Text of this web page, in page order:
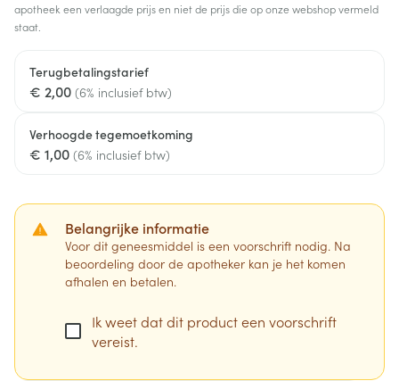
apotheek een verlaagde prijs en niet de prijs die op onze webshop vermeld
staat.
Terugbetalingstarief
€ 2,00 (6% inclusief btw)
Verhoogde tegemoetkoming
€ 1,00 (6% inclusief btw)
Belangrijke informatie
Voor dit geneesmiddel is een voorschrift nodig. Na
beoordeling door de apotheker kan je het komen
afhalen en betalen.
Ik weet dat dit product een voorschrift
vereist.